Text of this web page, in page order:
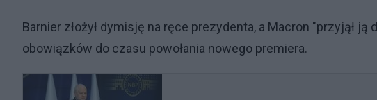
Barnier złożył dymisję na ręce prezydenta, a Macron "przyjął ją
obowiązków do czasu powołania nowego premiera.